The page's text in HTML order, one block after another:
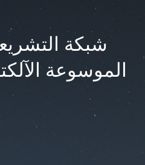
شبكة
الموسوعة